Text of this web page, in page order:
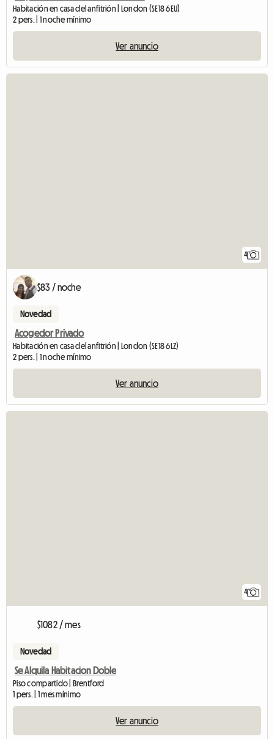
Habitación en casa del anfitrión | London (SE18 6EU)
2 pers. | 1 noche mínimo
Ver anuncio
4
$83 / noche
Novedad
Acogedor Privado
Habitación en casa del anfitrión | London (SE18 6LZ)
2 pers. | 1 noche mínimo
Ver anuncio
4
$1082 / mes
Novedad
Se Alquila Habitacion Doble
Piso compartido | Brentford
1 pers. | 1 mes mínimo
Ver anuncio